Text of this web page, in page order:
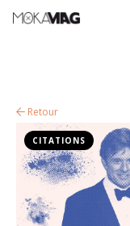
Retour
CITATIONS